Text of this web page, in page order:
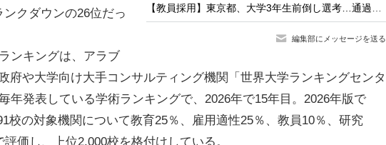
【教員採用】東京都、大学3年生前倒し選考…通過率80.8％
編集部にメッセージを送る
クダウンの26位だっ
ンキングは、アラブ
府や大学向け大手コンサルティング機関「世界大学ランキングセンタ
年発表している学術ランキングで、2026年で15年目。2026年版で
校の対象機関について教育25％、雇用適性25％、教員10％、研究
価し、上位2,000校を格付けしている。